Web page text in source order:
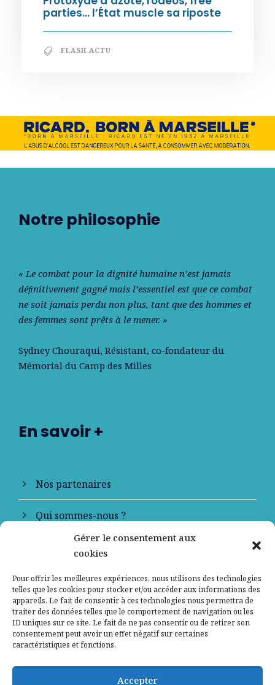
Gérer le consentement aux
cookies
Pour offrir les meilleures expériences, nous utilisons des technologies
telles que les cookies pour stocker et/ou accéder aux informations des
appareils. Le fait de consentir à ces technologies nous permettra de
traiter des données telles que le comportement de navigation ou les
ID uniques sur ce site. Le fait de ne pas consentir ou de retirer son
consentement peut avoir un effet négatif sur certaines
caractéristiques et fonctions.
Accepter
parties… l’État muscle sa riposte
FLASH ACTU
Notre philosophie
« Le combat pour la dignité humaine n’est jamais
déﬁnitivement gagné mais l’essentiel est que ce combat
ne soit jamais perdu non plus, tant que des hommes et
des femmes sont prêts à le mener. »
Sydney Chouraqui, Résistant, co-fondateur du
Mémorial du Camp des Milles
En savoir +
Nos partenaires
Qui sommes-nous ?
Contactez-nous
Mentions légales
Politique de confidentialité